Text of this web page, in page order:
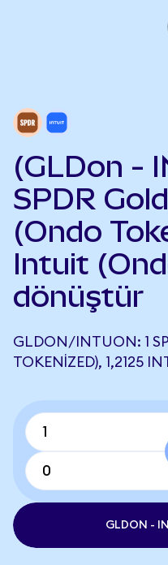
(GLDon -
SPDR
(Ondo
Intuit
dönüştür
GLDON/INTUON: 1
TOKENIZED), 1,2125
GLDON -